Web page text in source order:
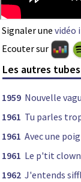
Signaler une vidéo
Ecouter sur
Les autres
1959 Nouvelle
1961 Tu parles
1961 Avec une
1961 Le p'tit
1962 J'entends